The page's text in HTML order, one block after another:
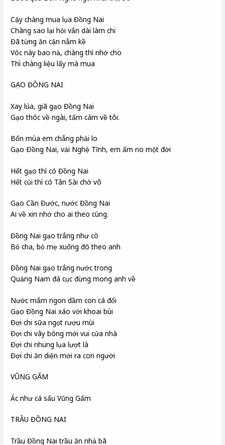
Cậy chàng mua lụa Đồng Nai
Chàng sao lại hỏi vắn dài làm chi
Đã từng ăn cận nằm kề
Vóc này bao nả, chàng thì nhớ cho
Thì chàng liệu lấy mà mua
GẠO ĐỒNG NAI
Xay lúa, giã gạo Đồng Nai
Gạo thóc về ngài, tấm cám về tôi.
Bốn mùa em chẳng phải lo
Gạo Ðồng Nai, vải Nghệ Tĩnh, em ấm no một đời
Hết gạo thì có Đồng Nai
Hết củi thì có Tân Sài chở vô
Gạo Cần Đước, nước Đồng Nai
Ai về xin nhớ cho ai theo cùng.
Đồng Nai gạo trắng như cò
Bỏ cha, bỏ mẹ xuống đò theo anh
Đồng Nai gạo trắng nước trong
Quảng Nam đá cục đừng mong anh về
Nước mắm ngon dầm con cá đối
Gạo Đồng Nai xáo với khoai bùi
Đợi chi sữa ngọt rượu mùi
Đợi chi vây bóng mới vui cửa nhà
Đợi chi nhung lụa lượt là
Đợi chi ăn diện mới ra con người
VŨNG GẤM
Ác như cá sấu Vũng Gấm
TRẦU ĐỒNG NAI
Trầu Đồng Nai trầu ăn nhả bã